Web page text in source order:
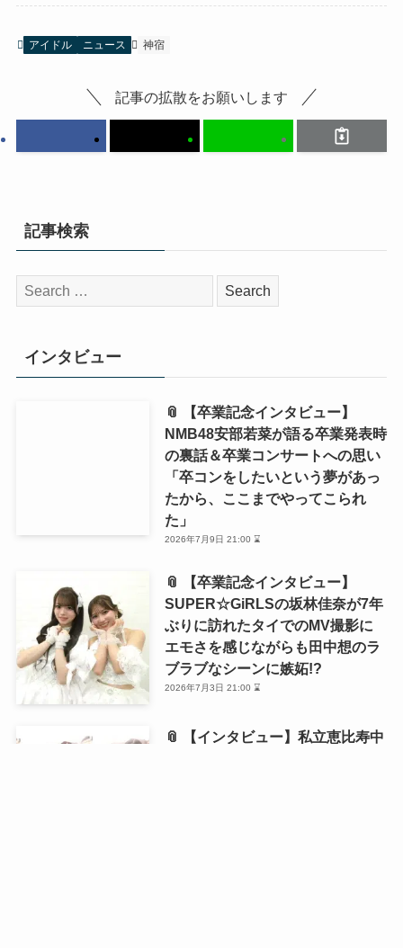
アイドル ニュース 神宿
記事の拡散をお願いします
記事検索
検
索:
インタビュー
📎 【卒業記念インタビュー】
NMB48安部若菜が語る卒業発表時
の裏話＆卒業コンサートへの思い
「卒コンをしたいという夢があっ
たから、ここまでやってこられ
た」
2026年7月9日 21:00 ⌛
📎 【卒業記念インタビュー】
SUPER☆GiRLSの坂林佳奈が7年
ぶりに訪れたタイでのMV撮影に
エモさを感じながらも田中想のラ
ブラブなシーンに嫉妬!?
2026年7月3日 21:00 ⌛
📎 【インタビュー】私立恵比寿中